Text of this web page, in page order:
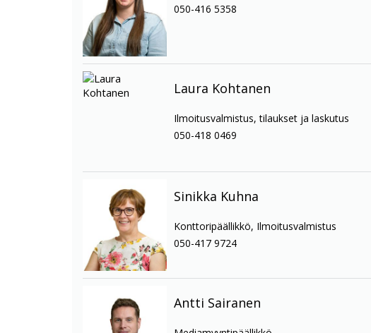
050-416 5358
Laura Kohtanen
Ilmoitusvalmistus, tilaukset ja laskutus
050-418 0469
Sinikka Kuhna
Konttoripäällikkö, Ilmoitusvalmistus
050-417 9724
Antti Sairanen